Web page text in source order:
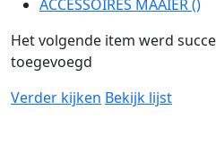
ACCESSOIRES MAAIER()
Het volgende item werd
toegevoegd
Verder kijken Bekijk lijst